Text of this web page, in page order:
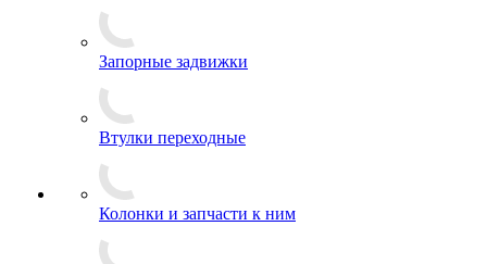
Запорные задвижки
Втулки переходные
Колонки и запчасти к ним